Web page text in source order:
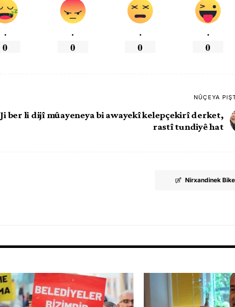
.
0
.
0
.
0
.
0
NÛÇEYA
Ji ber li dijî mûayeneya bi awayekî kelepçekirî derket,
rastî tundiyê hat
Nirxandinek Bike